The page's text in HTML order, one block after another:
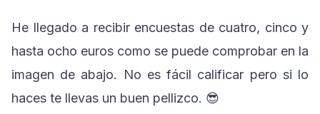
He llegado a recibir encuestas de cuatro, cinco y
hasta ocho euros como se puede comprobar en la
imagen de abajo. No es fácil calificar pero si lo
haces te llevas un buen pellizco. 😎